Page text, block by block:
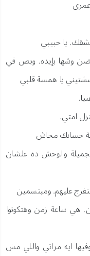
يا حبيبي
وشها بإيده. وبص في
يا همسة قلبي
امتي.
حسابك مجاش
والوحش ده علشان
عليهم. ومبتسمين
هي ساعة زمن وهتكونوا
ايه مراتي واللي مش